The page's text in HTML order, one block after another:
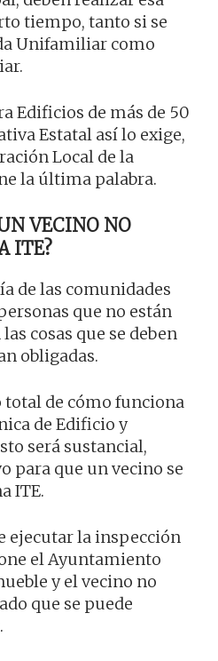
tiempo, tanto si se
Unifamiliar como
Edificios de más de 50
Estatal así lo exige,
Local de la
la última palabra.
VECINO NO
ITE?
de las comunidades
que no están
cosas que se deben
obligadas.
de cómo funciona
de Edificio y
será sustancial,
para que un vecino se
ITE.
ejecutar la inspección
el Ayuntamiento
y el vecino no
que se puede